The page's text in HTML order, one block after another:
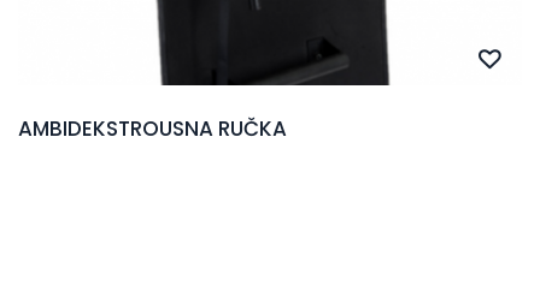
AMBIDEKSTROUSNA RUČKA